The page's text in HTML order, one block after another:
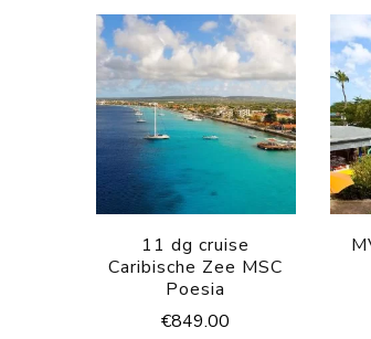
11 dg cruise
Caribische Zee MSC
Poesia
€849.00